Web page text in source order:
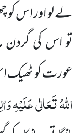
لے لو اور اس
تو اس کی گردن
عورت کو ٹھیک
اللّٰہُ تَعَالٰی عَلَیْہِ